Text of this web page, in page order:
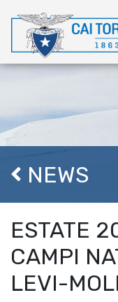
NEWS
ESTATE
CAMPI
LEVI-